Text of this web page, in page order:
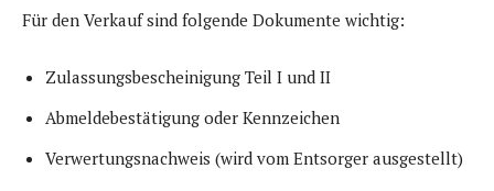
Für den Verkauf sind folgende Dokumente wichtig:
Zulassungsbescheinigung Teil I und II
Abmeldebestätigung oder Kennzeichen
Verwertungsnachweis (wird vom Entsorger ausgestellt)